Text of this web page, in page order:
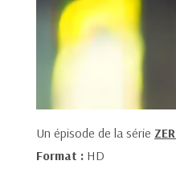
Un épisode de la série
Format : HD